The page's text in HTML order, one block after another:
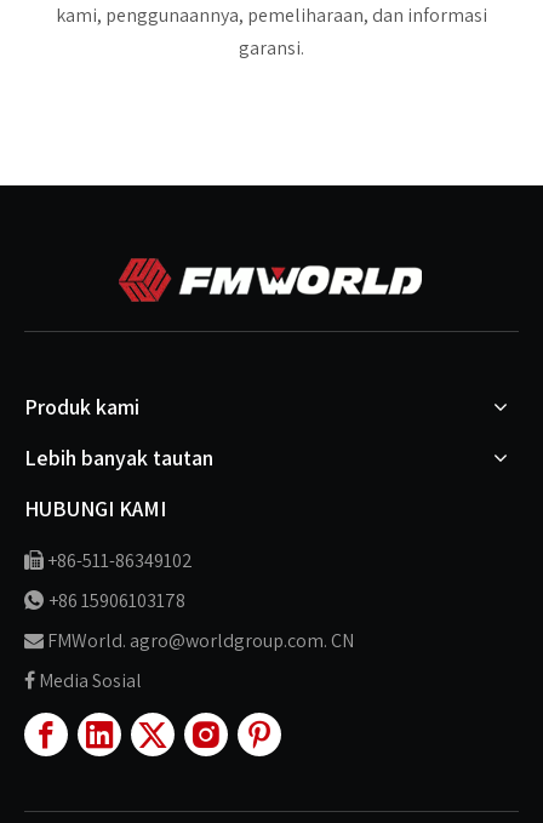
kami, penggunaannya, pemeliharaan, dan informasi
garansi.
Produk kami
Lebih banyak tautan
HUBUNGI KAMI
 +86-511-86349102
 +86 15906103178
 FMWorld. agro@worldgroup.com. CN
 Media Sosial